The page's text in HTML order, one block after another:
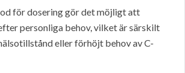
för dosering gör det möjligt att
personliga behov, vilket är särskilt
eller förhöjt behov av C-